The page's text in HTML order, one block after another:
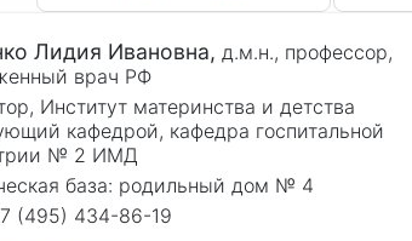
Лидия Ивановна, д.м.н., профессор,
врач РФ
Институт материнства и детства
кафедрой, кафедра госпитальной
№ 2 ИМД
база: родильный дом № 4
(495) 434-86-19